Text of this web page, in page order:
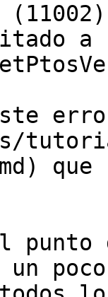
a
que
un